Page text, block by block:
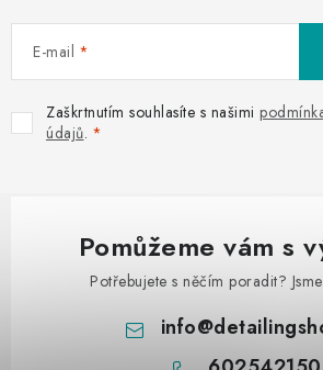
E-mail
Zaškrtnutím souhlasíte s našimi
údajů.
Pomůžeme vám s
Potřebujete s něčím poradit?
info@